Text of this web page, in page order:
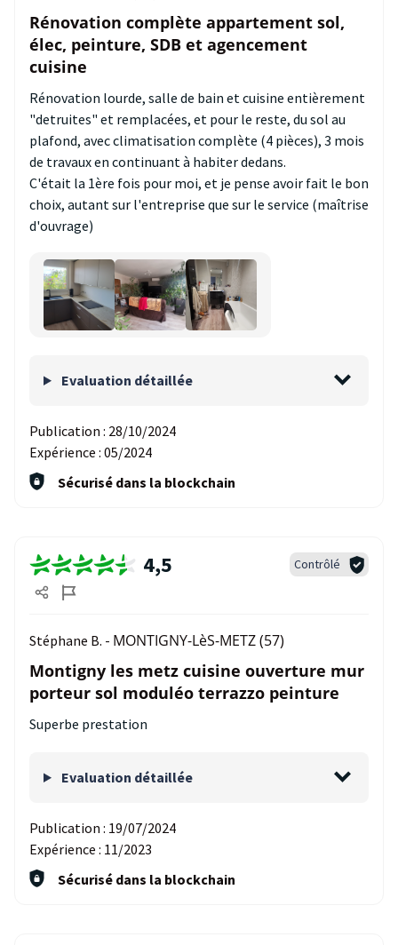
Rénovation complète appartement sol,
élec, peinture, SDB et agencement
cuisine
Rénovation lourde, salle de bain et cuisine entièrement
"detruites" et remplacées, et pour le reste, du sol au
plafond, avec climatisation complète (4 pièces), 3 mois
de travaux en continuant à habiter dedans.
C'était la 1ère fois pour moi, et je pense avoir fait le bon
choix, autant sur l'entreprise que sur le service (maîtrise
d'ouvrage)
Evaluation détaillée
Publication : 28/10/2024
Expérience : 05/2024
Sécurisé dans la blockchain
4,5 Contrôlé
Stéphane B. - MONTIGNY-LèS-METZ (57)
Montigny les metz cuisine ouverture mur
porteur sol moduléo terrazzo peinture
Superbe prestation
Evaluation détaillée
Publication : 19/07/2024
Expérience : 11/2023
Sécurisé dans la blockchain